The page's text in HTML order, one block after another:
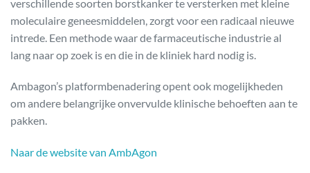
verschillende soorten borstkanker te versterken met kleine
moleculaire geneesmiddelen, zorgt voor een radicaal nieuwe
intrede. Een methode waar de farmaceutische industrie al
lang naar op zoek is en die in de kliniek hard nodig is.
Ambagon’s platformbenadering opent ook mogelijkheden
om andere belangrijke onvervulde klinische behoeften aan te
pakken.
Naar de website van AmbAgon